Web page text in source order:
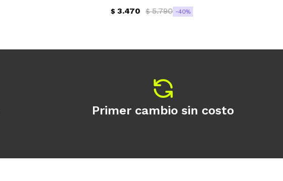
$ 3.470 $ 5.790 40
Primer cambio sin costo